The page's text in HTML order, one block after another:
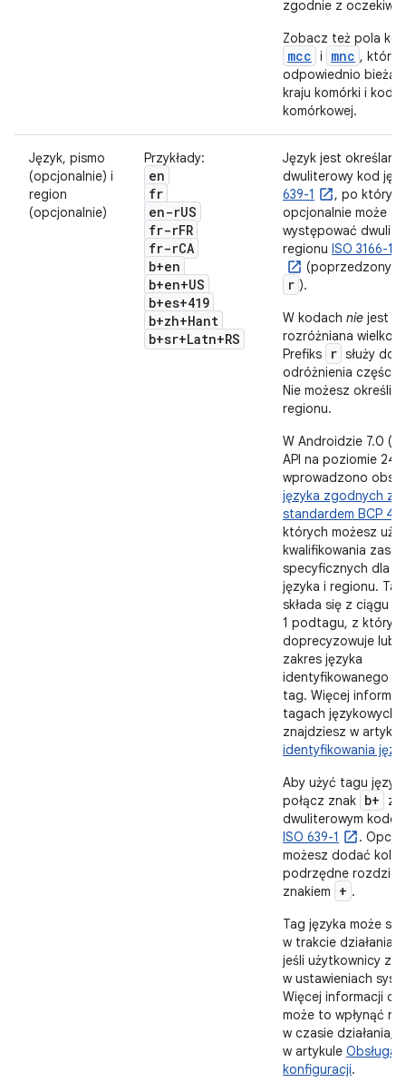
zgodnie z
Zobacz też pola
mcc i mnc , które
odpowiednio
kraju komórki i kod
komórkowej.
Język, pismo
(opcjonalnie) i
region
(opcjonalnie)
Przykłady:
en
fr
en-rUS
fr-rFR
fr-rCA
b+en
b+en+US
b+es+419
b+zh+Hant
b+sr+Latn+RS
Język jest
dwuliterowy kod
639-1
, po którym
opcjonalnie może
występować
regionu ISO 3166-1-
(poprzedzony
r ).
W kodach nie jest
rozróżniana
Prefiks
r służy do
odróżnienia części
Nie możesz określić
regionu.
W Androidzie 7.0
API na poziomie 24)
wprowadzono
języka zgodnych ze
standardem BCP 47
których możesz
kwalifikowania
specyficznych dla
języka i regionu.
składa się z ciągu
1 podtagu, z
doprecyzowuje lub
zakres języka
identyfikowanego
tag. Więcej
tagach językowych
znajdziesz w
identyfikowania
Aby użyć tagu
połącz znak b+
z
dwuliterowym
ISO 639-1
.
możesz dodać
podrzędne
znakiem
+ .
Tag języka może się
w trakcie działania
jeśli użytkownicy
w ustawieniach
Więcej informacji o
może to wpłynąć
w czasie działania,
w artykule Obsługa
konfiguracji.